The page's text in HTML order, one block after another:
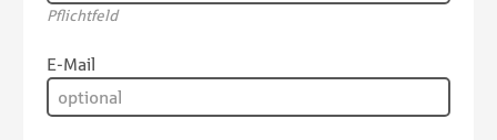
Pflichtfeld
E-Mail